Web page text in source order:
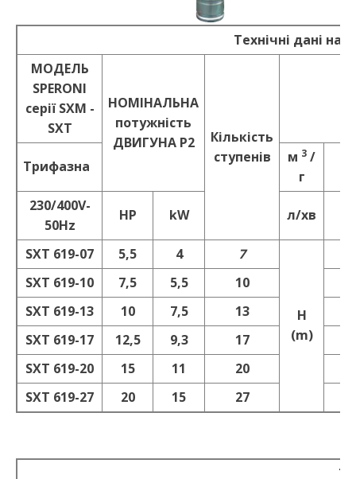
Технічні дані
MOДEЛЬ
SPERONI
серії SXM -
SXT
НОМІНАЛЬНА
потужність
ДBИГУНА P2
Кількість
ступенів
Трифазна
м 3 /
г
230/400V-
50Hz
HP kW л/хв
SXT 619-07 5,5 4 7
H
(m)
SXT 619-10
7,5 5,5 10
SXT 619-13
10 7,5 13
SXT 619-17
12,5 9,3 17
SXT 619-20
15 11 20
SXT 619-27
20 15 27